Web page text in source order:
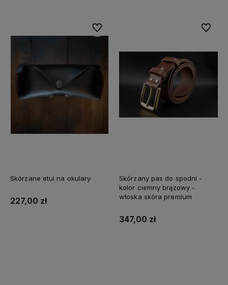
Buttero w kolorze bordowym
Skórzane etui na okulary
227,00 zł
Do ulubionych
Skórzany pas do spodni -
kolor ciemny brązowy -
włoska skóra premium
347,00 zł
Do